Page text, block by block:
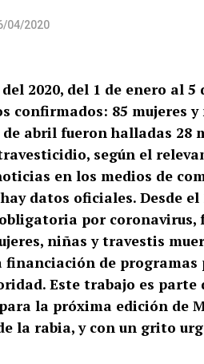
04/2020
2020, del 1 de enero al
confirmados: 85 mujeres
abril fueron halladas 28
según el
en los medios de
datos oficiales. Desde
por coronavirus,
niñas y travestis
financiación de
Este trabajo es parte
la próxima edición de
la rabia, y con un grito